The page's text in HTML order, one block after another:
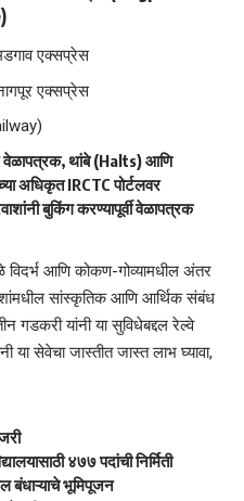
एक्सप्रेस
एक्सप्रेस
वेळापत्रक, थांबे (Halts) आणि
अधिकृत IRCTC पोर्टलवर
बुकिंग करण्यापूर्वी वेळापत्रक
विदर्भ आणि कोकण-गोव्यामधील अंतर
सांस्कृतिक आणि आर्थिक संबंध
गडकरी यांनी या सुविधेबद्दल रेल्वे
सेवेचा जास्तीत जास्त लाभ घ्यावा,
४७७ पदांची निर्मिती
बंधाऱ्याचे भूमिपूजन